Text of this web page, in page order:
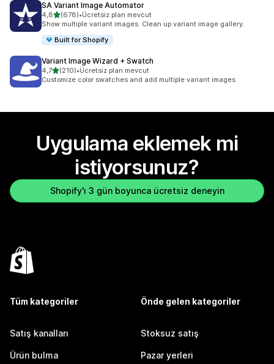
SA Variant Image Automator
4,85 yıldız üzerinden
(678)
toplam 678 değerlendirme
•Ücretsiz plan mevcut
Show multiple variant images. Clean up variant image gallery.
Built for Shopify
Variant Image Wizard + Swatch
4,75 yıldız üzerinden
(210)
toplam 210 değerlendirme
•Ücretsiz plan mevcut
Customize color swatches and add multiple variant images
Uygulama eklemek mi
istiyorsunuz?
Shopify'ı 3 gün boyunca ücretsiz deneyin
Tüm kategoriler
Satış kanalları
Ürün bulma
Önde gelen kategoriler
Stoksuz satış
Pazar yerleri